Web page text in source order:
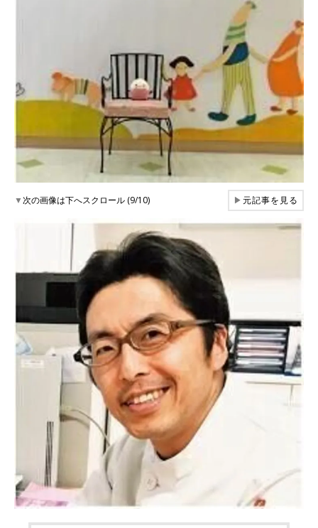
▼次の画像は下へスクロール (9/10) ▶元記事を見る